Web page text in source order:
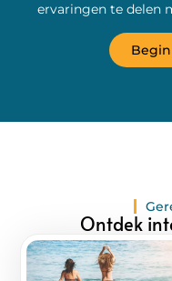
ervaringen te delen
Ontdek